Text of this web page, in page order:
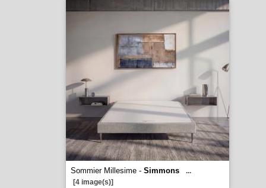
Sommier Millesime - Simmons
...
[4 image(s)]